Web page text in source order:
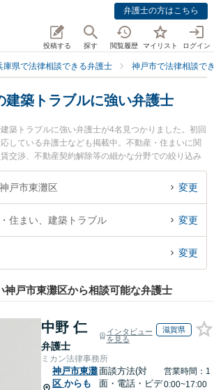
弁護士の方はこちら
投稿する 探す 閲覧履歴 マイリスト ログイン
庫県で法律相談できる弁護士 神戸市で法律相談で
建築トラブルに強い弁護士
築トラブルに強い弁護士が4名見つかりました。初回
している弁護士なども掲載中。不動産・住まいに関
交渉、不動産契約解除等の細かな分野での絞り込み
山の手法律事務所の木島 裕介弁護士ややまだ法律事
力新堂法律事務所の伊藤 英明弁護士のプロフィール情
績豊富な近くの弁護士を検索したい』『初回相談無
談できる神戸市東灘区内の弁護士に相談予約した
さんにおすすめです。
戸市東灘区 変更
住まい、建築トラブル 変更
変更
神戸市東灘区から相談可能な弁護士
中野 仁
弁護士
インタビュー
を見る
滋賀県
ミカン法律事務所
神戸市東灘
区 からも
面談方法(対
面・電話・ビデ
営業時間：1
0:00~17:00